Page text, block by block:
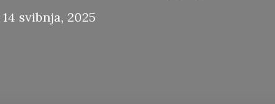
14 svibnja, 2025